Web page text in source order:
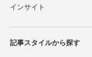
インサイト
記事スタイルから探す